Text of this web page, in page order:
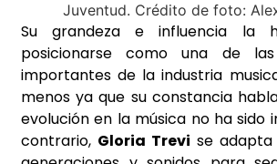
Su grandeza e influencia la
posicionarse como una de
importantes de la industria
menos ya que su constancia
evolución en la música no ha sido
contrario, Gloria Trevi se